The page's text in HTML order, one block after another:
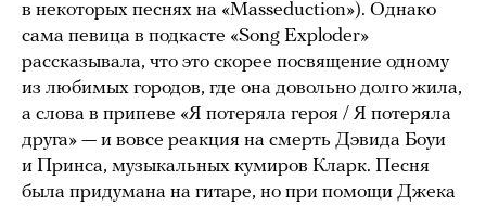
в некоторых песнях на «Masseduction»). Однако
сама певица в подкасте «Song Exploder»
рассказывала, что это скорее посвящение одному
из любимых городов, где она довольно долго жила,
а слова в припеве «Я потеряла героя / Я потеряла
друга» — и вовсе реакция на смерть Дэвида Боуи
и Принса, музыкальных кумиров Кларк. Песня
была придумана на гитаре, но при помощи Джека